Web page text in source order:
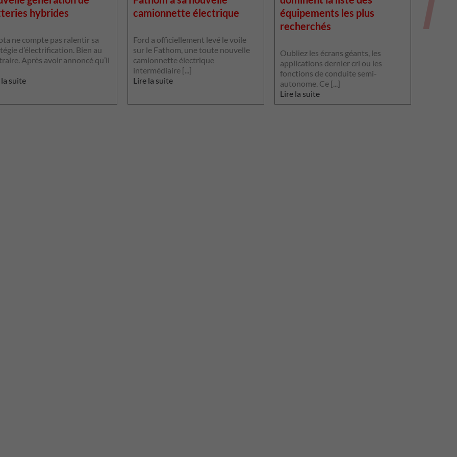
hybrides
ne compte pas ralentir sa
d’électrification. Bien au
Après avoir annoncé qu’il
suite
camionnette électrique
Ford a officiellement levé le voile
sur le Fathom, une toute nouvelle
camionnette électrique
intermédiaire [...]
Lire la suite
équipements les plus
recherchés
Oubliez les écrans géants, les
applications dernier cri ou les
fonctions de conduite semi-
autonome. Ce [...]
Lire la suite